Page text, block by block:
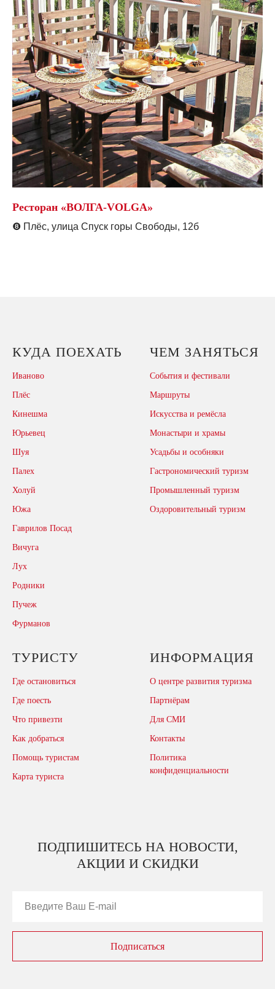
Ресторан «ВОЛГА-VOLGA»
❽ Плёс, улица Спуск горы Свободы, 12б
КУДА ПОЕХАТЬ
Иваново
Плёс
Кинешма
Юрьевец
Шуя
Палех
Холуй
Южа
Гаврилов Посад
Вичуга
Лух
Родники
Пучеж
Фурманов
ЧЕМ ЗАНЯТЬСЯ
События и фестивали
Маршруты
Искусства и ремёсла
Монастыри и храмы
Усадьбы и особняки
Гастрономический туризм
Промышленный туризм
Оздоровительный туризм
ТУРИСТУ
Где остановиться
Где поесть
Что привезти
Как добраться
Помощь туристам
Карта туриста
ИНФОРМАЦИЯ
О центре развития туризма
Партнёрам
Для СМИ
Контакты
Политика
конфиденциальности
ПОДПИШИТЕСЬ НА НОВОСТИ,
АКЦИИ И СКИДКИ
Подписаться